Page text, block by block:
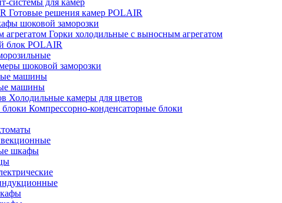
системы для камер
Готовые решения камер POLAIR
шоковой заморозки
Горки холодильные с выносным агрегатом
блок POLAIR
шоковой заморозки
машины
машины
Холодильные камеры для цветов
Компрессорно-конденсаторные блоки
шкафы